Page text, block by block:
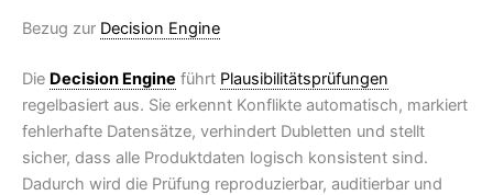
Bezug zur Decision Engine
Die Decision Engine führt Plausibilitätsprüfungen
regelbasiert aus. Sie erkennt Konflikte automatisch, markiert
fehlerhafte Datensätze, verhindert Dubletten und stellt
sicher, dass alle Produktdaten logisch konsistent sind.
Dadurch wird die Prüfung reproduzierbar, auditierbar und